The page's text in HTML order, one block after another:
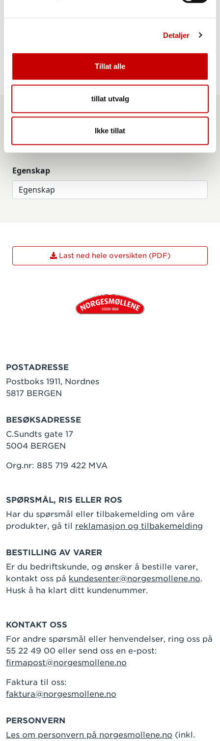
Detaljer
Tillat alle
tillat utvalg
Ikke tillat
Bakehjelpemidlene er sortert
Egenskap
Last ned hele oversikten (PDF)
POSTADRESSE
Postboks 1911, Nordnes
5817 BERGEN
BESØKSADRESSE
C.Sundts gate 17
5004 BERGEN
Org.nr: 885 719 422 MVA
SPØRSMÅL, RIS ELLER ROS
Har du spørsmål eller tilbakemelding om våre
produkter, gå til reklamasjon og tilbakemelding
BESTILLING AV VARER
Er du bedriftskunde, og ønsker å bestille varer,
kontakt oss på kundesenter@norgesmollene.no.
Husk å ha klart ditt kundenummer.
KONTAKT OSS
For andre spørsmål eller henvendelser, ring oss på
55 22 49 00 eller send oss en e-post:
firmapost@norgesmollene.no
Faktura til oss:
faktura@norgesmollene.no
PERSONVERN
Les om personvern på norgesmollene.no (inkl.